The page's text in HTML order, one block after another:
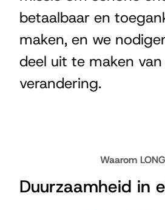
betaalbaar en
maken, en we
deel uit te maken
verandering.
Waarom
Duurzaamheid in